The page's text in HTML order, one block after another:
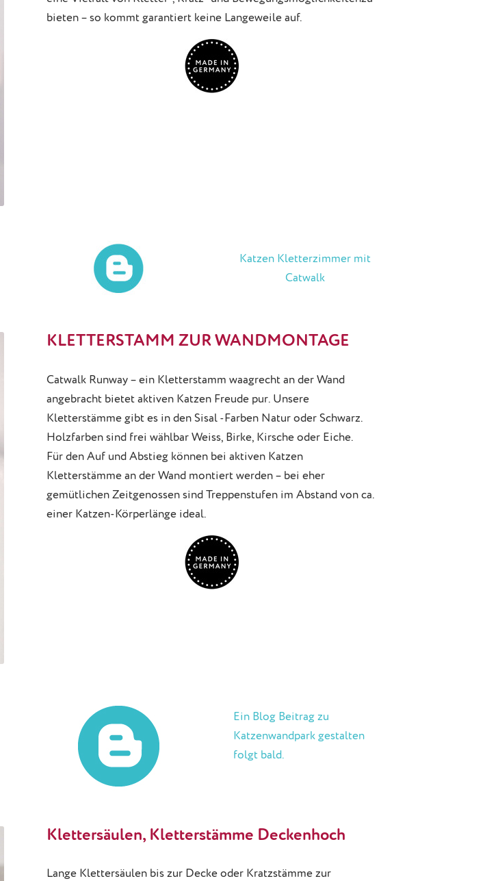
bieten – so kommt garantiert keine Langeweile auf.
Katzen Kletterzimmer mit
Catwalk
KLETTERSTAMM ZUR WANDMONTAGE
Catwalk Runway – ein Kletterstamm waagrecht an der Wand
angebracht bietet aktiven Katzen Freude pur. Unsere
Kletterstämme gibt es in den Sisal -Farben Natur oder Schwarz.
Holzfarben sind frei wählbar Weiss, Birke, Kirsche oder Eiche.
Für den Auf und Abstieg können bei aktiven Katzen
Kletterstämme an der Wand montiert werden – bei eher
gemütlichen Zeitgenossen sind Treppenstufen im Abstand von ca.
einer Katzen-Körperlänge ideal.
Ein Blog Beitrag zu
Katzenwandpark gestalten
folgt bald.
Klettersäulen, Kletterstämme Deckenhoch
Lange Klettersäulen bis zur Decke oder Kratzstämme zur